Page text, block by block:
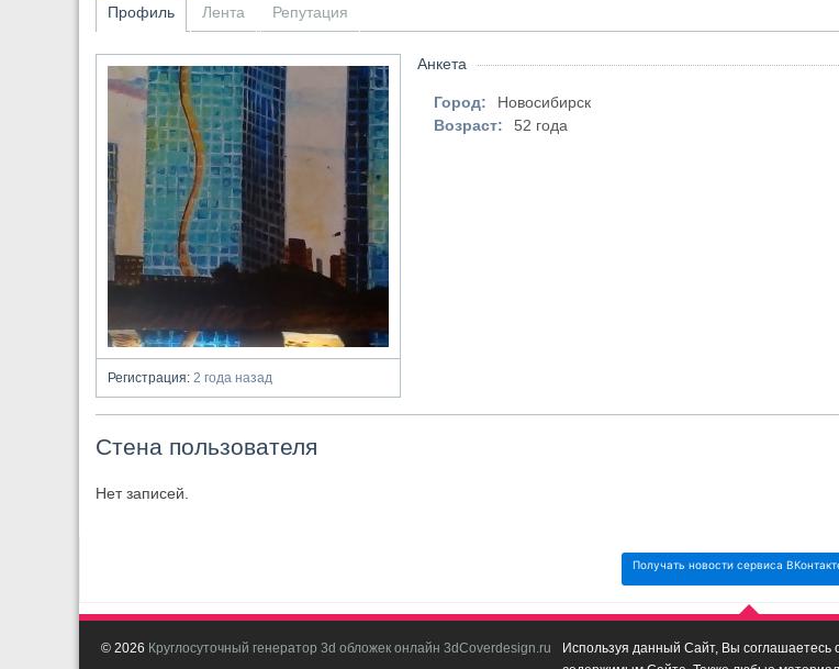
Профиль Лента Репутация
Регистрация: 2 года назад
Анкета
Город:
Новосибирск
Возраст:
52 года
Стена пользователя
Нет записей.
Получать новости сервиса
© 2026 Круглосуточный генератор 3d обложек онлайн 3dCoverdesign.ru
Используя данный Сайт, Вы соглашаетесь